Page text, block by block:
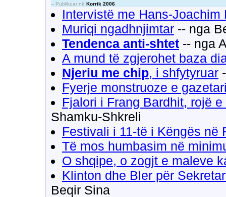
-- Publikuar në Korrik 2006
Intervistë me Hans-Joachim
Muriqi ngadhnjimtar -- nga
Tendenca anti-shtet -- nga
A mund të zgjerohet baza
Njeriu me chip, i shfytyruar
Fyerje monstruoze e
Fjalori i Frang Bardhit, rojë
Shamku-Shkreli
Festivali i 11-të i Këngës në
Të mos humbasim në
O shqipe, o zogjt e maleve
Klinton dhe Bler për
Beqir Sina